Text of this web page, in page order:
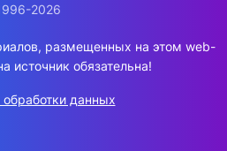
2026
размещенных на этом web-
источник обязательна!
обработки данных